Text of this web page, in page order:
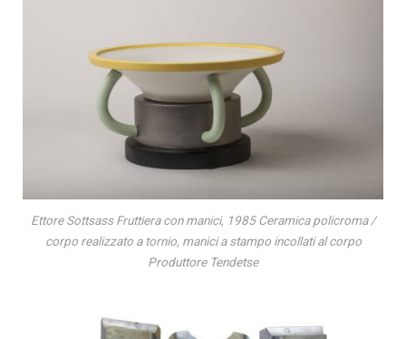
Ettore Sottsass Fruttiera con manici, 1985 Ceramica policroma /
corpo realizzato a tornio, manici a stampo incollati al corpo
Produttore Tendetse